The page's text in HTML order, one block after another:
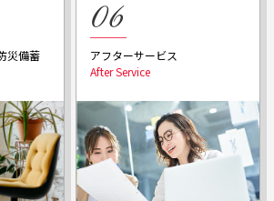
災備蓄
アフターサービス